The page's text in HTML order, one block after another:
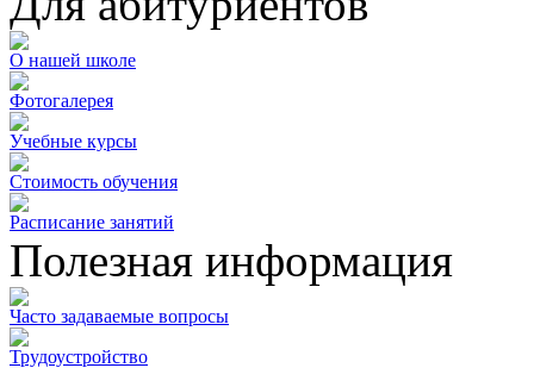
О нашей школе
Фотогалерея
Учебные курсы
Стоимость обучения
Расписание занятий
Полезная информация
Часто задаваемые вопросы
Трудоустройство